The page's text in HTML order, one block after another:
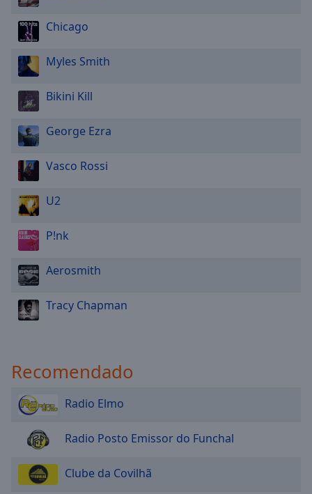
Chicago
Myles Smith
Bikini Kill
George Ezra
Vasco Rossi
U2
P!nk
Aerosmith
Tracy Chapman
Recomendado
Radio Elmo
Radio Posto Emissor do Funchal
Clube da Covilhã